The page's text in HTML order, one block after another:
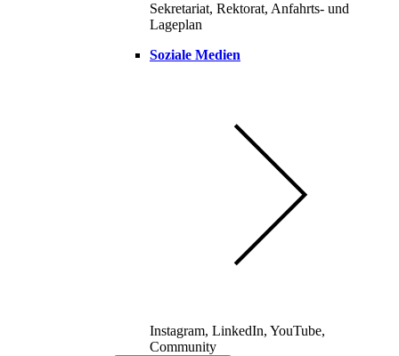
Sekretariat, Rektorat, Anfahrts- und
Lageplan
Soziale Medien
Instagram, LinkedIn, YouTube,
Community